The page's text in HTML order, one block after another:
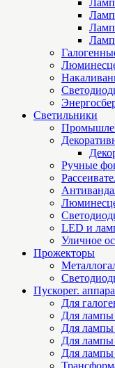
Светильники
Ручные
LED и
Уличное
Прожекторы
Пускорег.
Для
Для
Для
Для
Для